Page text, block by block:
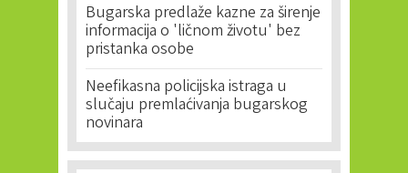
Bugarska predlaže kazne za širenje
informacija o 'ličnom životu' bez
pristanka osobe
Neefikasna policijska istraga u
slučaju premlaćivanja bugarskog
novinara